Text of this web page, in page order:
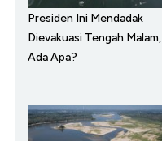
Presiden Ini Mendadak
Dievakuasi Tengah Malam,
Ada Apa?